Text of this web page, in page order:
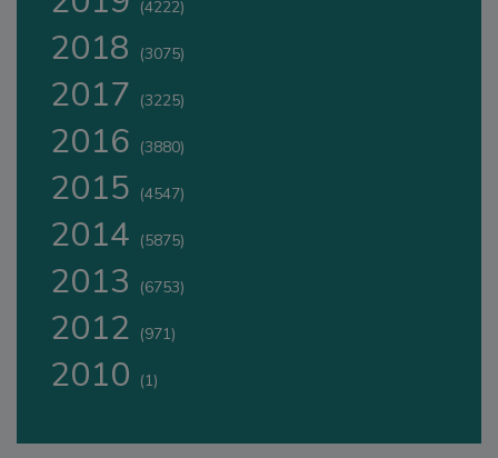
(4222)
2018 (3075)
2017 (3225)
2016 (3880)
2015 (4547)
2014 (5875)
2013 (6753)
2012 (971)
2010 (1)